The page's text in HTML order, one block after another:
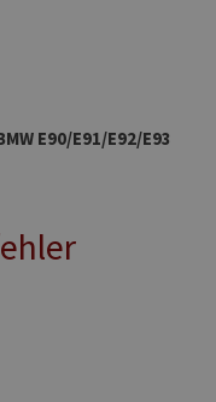
E90/E91/E92/E93